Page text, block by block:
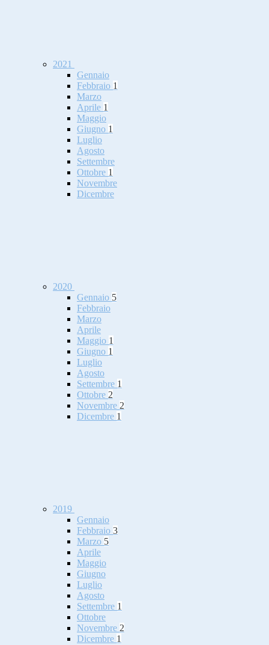
2021
Gennaio
Febbraio 1
Marzo
Aprile 1
Maggio
Giugno 1
Luglio
Agosto
Settembre
Ottobre 1
Novembre
Dicembre
2020
Gennaio 5
Febbraio
Marzo
Aprile
Maggio 1
Giugno 1
Luglio
Agosto
Settembre 1
Ottobre 2
Novembre 2
Dicembre 1
2019
Gennaio
Febbraio 3
Marzo 5
Aprile
Maggio
Giugno
Luglio
Agosto
Settembre 1
Ottobre
Novembre 2
Dicembre 1